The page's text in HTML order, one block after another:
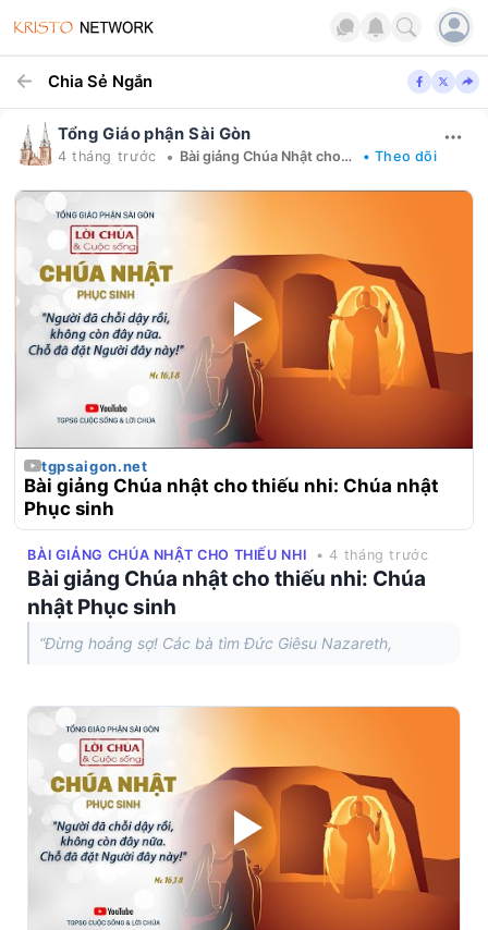
Chia Sẻ Ngắn
Tổng Giáo phận Sài Gòn
4 tháng trước • Bài giảng Chúa Nhật cho Thiếu Nhi • Theo dõi
tgpsaigon.net
Bài giảng Chúa nhật cho thiếu nhi: Chúa nhật
Phục sinh
BÀI GIẢNG CHÚA NHẬT CHO THIẾU NHI • 4 tháng trước
Bài giảng Chúa nhật cho thiếu nhi: Chúa
nhật Phục sinh
“Ðừng hoảng sợ! Các bà tìm Ðức Giêsu Nazareth,